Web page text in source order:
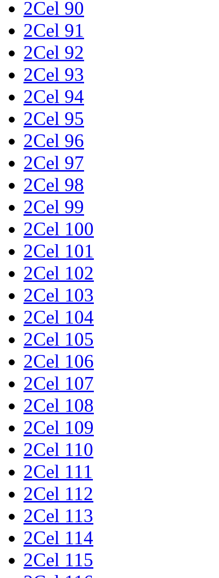
2Cel 90
2Cel 91
2Cel 92
2Cel 93
2Cel 94
2Cel 95
2Cel 96
2Cel 97
2Cel 98
2Cel 99
2Cel 100
2Cel 101
2Cel 102
2Cel 103
2Cel 104
2Cel 105
2Cel 106
2Cel 107
2Cel 108
2Cel 109
2Cel 110
2Cel 111
2Cel 112
2Cel 113
2Cel 114
2Cel 115